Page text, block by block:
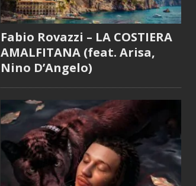
Fabio Rovazzi – LA COSTIERA
AMALFITANA (feat. Arisa,
Nino D’Angelo)